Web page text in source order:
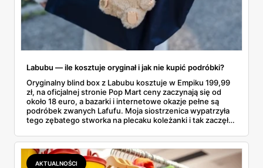
Labubu — ile kosztuje oryginał i jak nie kupić podróbki?
Oryginalny blind box z Labubu kosztuje w Empiku 199,99
zł, na oficjalnej stronie Pop Mart ceny zaczynają się od
około 18 euro, a bazarki i internetowe okazje pełne są
podróbek zwanych Lafufu. Moja siostrzenica wypatrzyła
tego zębatego stworka na plecaku koleżanki i tak zaczęło
kosztuje i po czym poznać, że sprzedawca nie wciska nam
podróbki. Spisałam wszystko, czego się dowiedziałam —
łącznie z jedną wpadką, o której za chwilę.
AKTUALNOŚCI